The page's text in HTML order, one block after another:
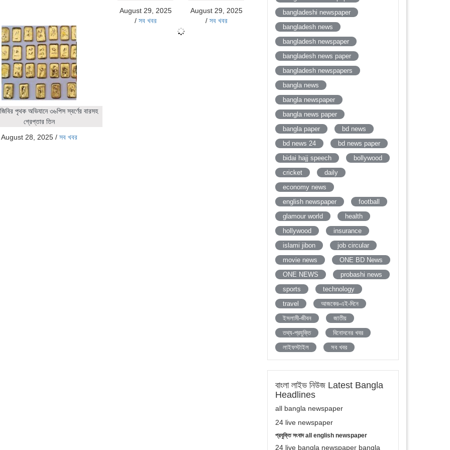
August 29, 2025
/ সব খবর
August 29, 2025
/ সব খবর
পৃথক অভিযানে ৩৬পিস স্বর্ণের বারসহ
গ্রেপ্তার তিন
August 28, 2025/ সব খবর
bangladeshi newspaper
bangladesh news
bangladesh newspaper
bangladesh news paper
bangladesh newspapers
bangla news
bangla newspaper
bangla news paper
bangla paper
bd news
bd news 24
bd news paper
bidai hajj speech
bollywood
cricket
daily
economy news
english newspaper
football
glamour world
health
hollywood
insurance
islami jibon
job circular
movie news
ONE BD News
ONE NEWS
probashi news
sports
technology
travel
আজকের-এই-দিনে
ইসলামী-জীবন
জাতীয়
তথ্য-প্রযুক্তি
বিনোদনের খবর
লাইফস্টাইল
সব খবর
বাংলা লাইভ নিউজ Latest Bangla
Headlines
all bangla newspaper
24 live newspaper
প্রযুক্তি সংবাদ all english newspaper
24 live bangla newspaper bangla